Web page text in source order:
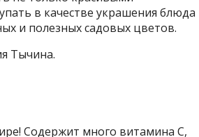
в качестве украшения блюда
и полезных садовых цветов.
Тычина.
Содержит много витамина C,